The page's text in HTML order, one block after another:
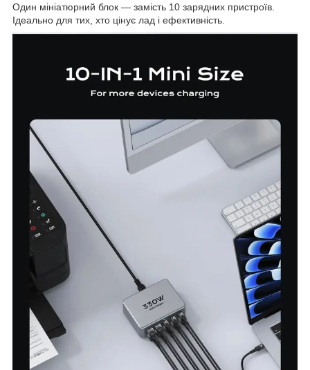
Один мініатюрний блок — замість 10 зарядних пристроїв.
Ідеально для тих, хто цінує лад і ефективність.